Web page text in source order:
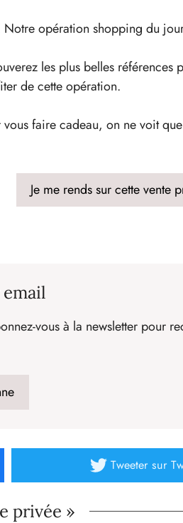
opération shopping du
les plus belles
de cette opération.
faire cadeau, on ne voit
Je me rends sur cette vente
vous à la newsletter pour
Tweetersur
privée »